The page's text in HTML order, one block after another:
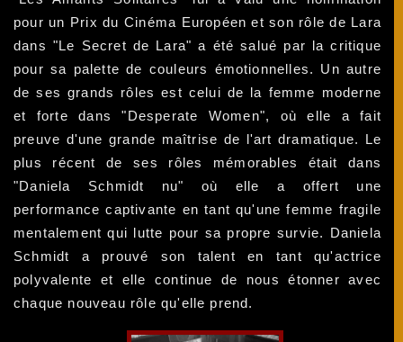
pour un Prix du Cinéma Européen et son rôle de Lara
dans "Le Secret de Lara" a été salué par la critique
pour sa palette de couleurs émotionnelles. Un autre
de ses grands rôles est celui de la femme moderne
et forte dans "Desperate Women", où elle a fait
preuve d'une grande maîtrise de l'art dramatique. Le
plus récent de ses rôles mémorables était dans
"Daniela Schmidt nu" où elle a offert une
performance captivante en tant qu'une femme fragile
mentalement qui lutte pour sa propre survie. Daniela
Schmidt a prouvé son talent en tant qu'actrice
polyvalente et elle continue de nous étonner avec
chaque nouveau rôle qu'elle prend.